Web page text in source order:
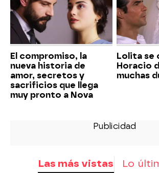
El compromiso, la
nueva historia de
amor, secretos y
sacrificios que llega
muy pronto a Nova
Lolita se
Horacio
muchas
Las más vistas Lo